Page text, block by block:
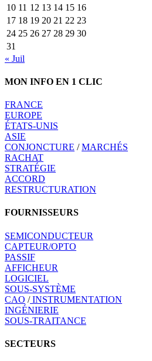
10 11 12 13 14 15 16
17 18 19 20 21 22 23
24 25 26 27 28 29 30
31
« Juil
MON INFO EN 1 CLIC
FRANCE
EUROPE
ÉTATS-UNIS
ASIE
CONJONCTURE /MARCHÉS
RACHAT
STRATÉGIE
ACCORD
RESTRUCTURATION
FOURNISSEURS
SEMICONDUCTEUR
CAPTEUR/OPTO
PASSIF
AFFICHEUR
LOGICIEL
SOUS-SYSTÈME
CAO /INSTRUMENTATION
INGÉNIERIE
SOUS-TRAITANCE
SECTEURS